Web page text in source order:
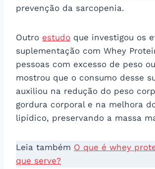
prevenção da sarcopenia.
Outro estudo que investigou os
suplementação com Whey
pessoas com excesso de peso
mostrou que o consumo desse
auxiliou na redução do peso
gordura corporal e na melhora
lipídico, preservando a massa
Leia também O que é whey
que serve?